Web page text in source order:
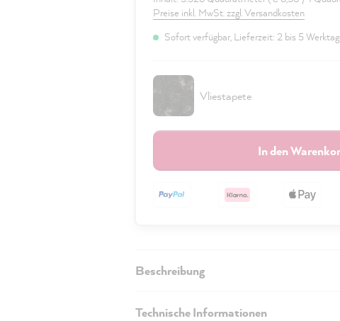
Preise inkl. MwSt. zzgl. Versandkosten
Sofort verfügbar, Lieferzeit: 2 bis 5
Vliestapete
In den
Beschreibung
Technische Informationen